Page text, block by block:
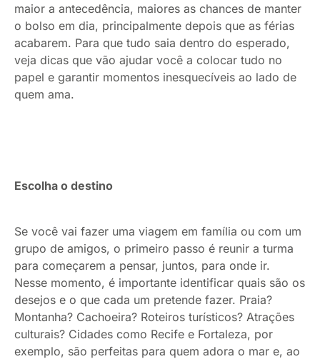
maior a antecedência, maiores as chances de manter
o bolso em dia, principalmente depois que as férias
acabarem. Para que tudo saia dentro do esperado,
veja dicas que vão ajudar você a colocar tudo no
papel e garantir momentos inesquecíveis ao lado de
quem ama.
Escolha o destino
Se você vai fazer uma viagem em família ou com um
grupo de amigos, o primeiro passo é reunir a turma
para começarem a pensar, juntos, para onde ir.
Nesse momento, é importante identificar quais são os
desejos e o que cada um pretende fazer. Praia?
Montanha? Cachoeira? Roteiros turísticos? Atrações
culturais? Cidades como Recife e Fortaleza, por
exemplo, são perfeitas para quem adora o mar e, ao